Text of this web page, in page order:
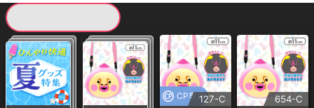
CP専用127-C 654-C